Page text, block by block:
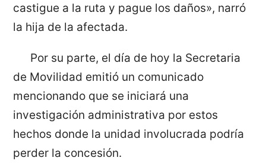
castigue a la ruta y pague los daños», narró
la hija de la afectada.
Por su parte, el día de hoy la Secretaria
de Movilidad emitió un comunicado
mencionando que se iniciará una
investigación administrativa por estos
hechos donde la unidad involucrada podría
perder la concesión.